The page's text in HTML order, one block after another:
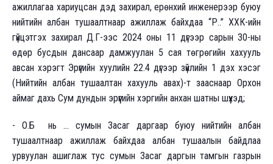
ажиллагаа хариуцсан дэд захирал, ерөнхий инженерээр буюу
нийтийн албан тушаалтнаар ажиллаж байхдаа “Р..” ХХК-ийн
гүйцэтгэх захирал Д.Г-ээс 2024 оны 11 дүгээр сарын 30-ны
өдөр бусдын дансаар дамжуулан 5 сая төгрөгийн хахууль
авсан хэрэгт Эрүүгийн хуулийн 22.4 дүгээр зүйлийн 1 дэх хэсэг
(Нийтийн албан тушаалтан хахууль авах)-т зааснаар Орхон
аймаг дахь Сум дундын эрүүгийн хэргийн анхан шатны шүүхэд;
- О.Б нь ... сумын Засаг даргаар буюу нийтийн албан
тушаалтнаар ажиллаж байхдаа албан тушаалын байдлаа
урвуулан ашиглаж тус сумын Засаг даргын тамгын газрын